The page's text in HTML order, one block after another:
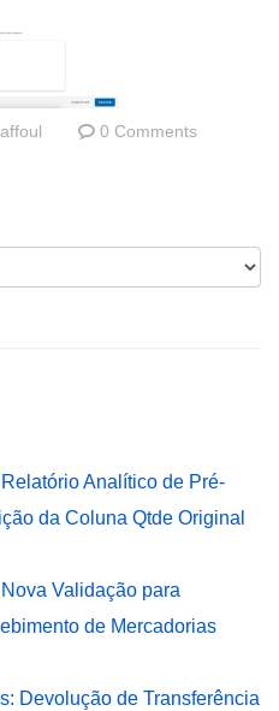
0 Comments
Analítico de Pré-
da Coluna Qtde Original
Validação para
de Mercadorias
Devolução de Transferência